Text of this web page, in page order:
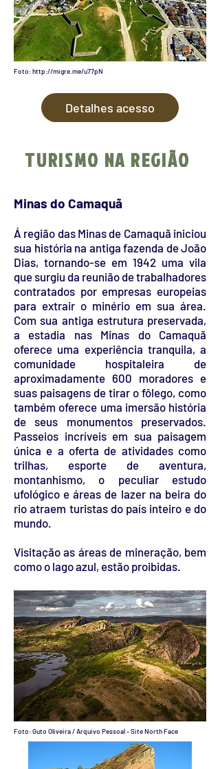
Foto:http://migre.me/u77pN
Detalhes acesso
TURISMO NA REGIÃO
Minas do Camaquã
Á região das Minas de Camaquã iniciou
sua história na antiga fazenda de João
Dias, tornando-se em 1942 uma vila
que surgiu da reunião de trabalhadores
contratados por empresas europeias
para extrair o minério em sua área.
Com sua antiga estrutura preservada,
a estadia nas Minas do Camaquã
oferece uma experiência tranquila, a
comunidade hospitaleira de
aproximadamente 600 moradores e
suas paisagens de tirar o fôlego, como
também oferece uma imersão história
de seus monumentos preservados.
Passeios incríveis em sua paisagem
única e a oferta de atividades como
trilhas, esporte de aventura,
montanhismo, o peculiar estudo
ufológico e áreas de lazer na beira do
rio atraem turistas do país inteiro e do
mundo.
Visitação as áreas de mineração, bem
como o lago azul, estão proibidas.
Foto: Guto Oliveira / Arquivo Pessoal - Site North Face